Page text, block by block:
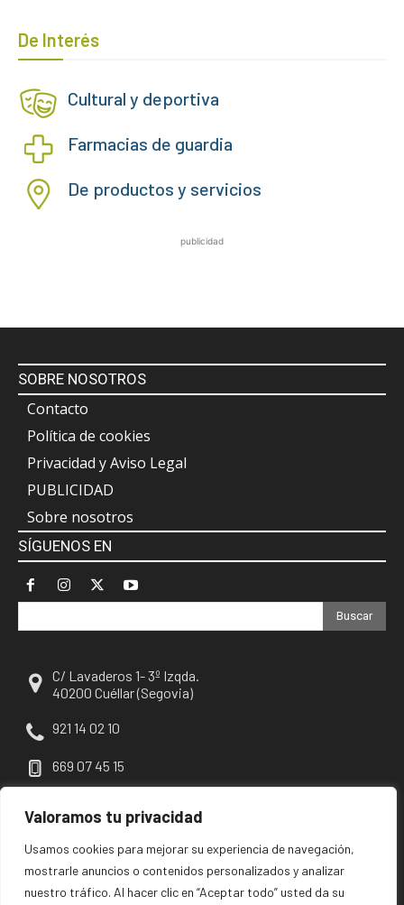
Valoramos tu privacidad
Usamos cookies para mejorar su experiencia de navegación,
mostrarle anuncios o contenidos personalizados y analizar
nuestro tráfico. Al hacer clic en “Aceptar todo” usted da su
De Interés
Cultural y deportiva
Farmacias de guardia
De productos y servicios
publicidad
SOBRE NOSOTROS
Contacto
Política de cookies
Privacidad y Aviso Legal
PUBLICIDAD
Sobre nosotros
SÍGUENOS EN
Buscar
C/ Lavaderos 1- 3º Izqda.
40200 Cuéllar (Segovia)
921 14 02 10
669 07 45 15